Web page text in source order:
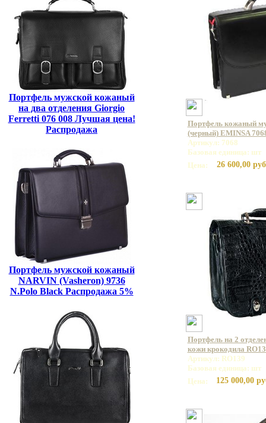
Портфель мужской кожаный
на два отделения Giorgio
Ferretti 076 008 Лучшая цена!
Распродажа
Портфель мужской кожаный
NARVIN (Vasheron) 9736
N.Polo Black Распродажа 5%
Портфель кожаный
(черный) EMINSA
Артикул: 7068
Базовая единица: шт
Цена:
26 600,00
Портфель на 2
кожи крокодила
Артикул: RO139
Базовая единица: шт
Цена:
125 000,00